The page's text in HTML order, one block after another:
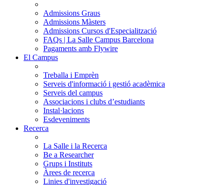
Admissions Graus
Admissions Màsters
Admissions Cursos d'Especialització
FAQs | La Salle Campus Barcelona
Pagaments amb Flywire
El Campus
Treballa i Emprèn
Serveis d'informació i gestió acadèmica
Serveis del campus
Associacions i clubs d’estudiants
Instal·lacions
Esdeveniments
Recerca
La Salle i la Recerca
Be a Researcher
Grups i Instituts
Àrees de recerca
Linies d'investigació